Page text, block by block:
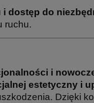
i dostęp do
ruchu.
i
estetyczny i
Dzięki